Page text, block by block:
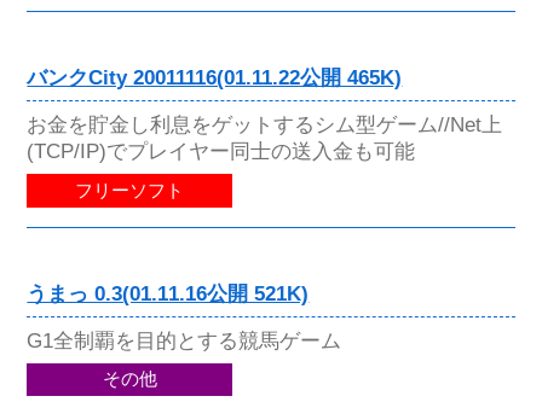
バンクCity 20011116(01.11.22公開 465K)
お金を貯金し利息をゲットするシム型ゲーム//Net上
(TCP/IP)でプレイヤー同士の送入金も可能
フリーソフト
うまっ 0.3(01.11.16公開 521K)
G1全制覇を目的とする競馬ゲーム
その他